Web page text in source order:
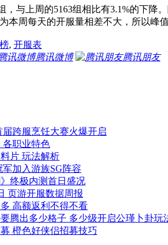
与上周的5163组相比有3.1%的下降
本周每天的开服量相差不大，所以峰
, 开服表
腾讯微博
腾讯朋友
跨服烹饪大赛火爆开启
各职业特色
片 玩法解析
加入游族SG阵容
终极内测首日盛况
页游开服数据周报
高额返利不得不看
要腾出多少格子 多少级开启公瑾卜卦玩
橙色好侠侣招募技巧